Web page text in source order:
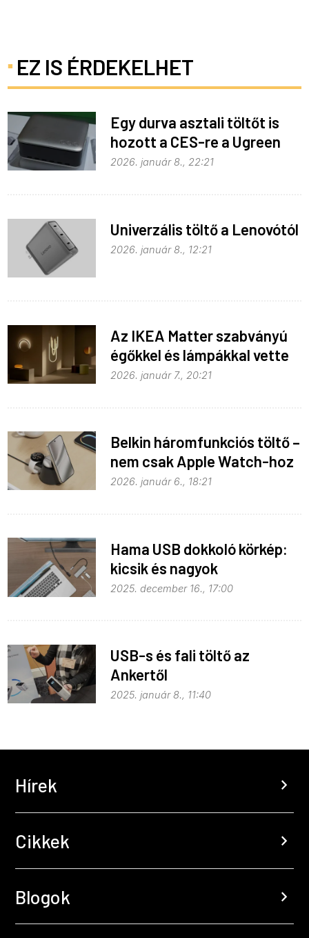
EZ IS ÉRDEKELHET
Egy durva asztali töltőt is
hozott a CES-re a Ugreen
2026. január 8., 22:21
Univerzális töltő a Lenovótól
2026. január 8., 12:21
Az IKEA Matter szabványú
égőkkel és lámpákkal vette
be Las Vegast
2026. január 7., 20:21
Belkin háromfunkciós töltő –
nem csak Apple Watch-hoz
2026. január 6., 18:21
Hama USB dokkoló körkép:
kicsik és nagyok
2025. december 16., 17:00
USB-s és fali töltő az
Ankertől
2025. január 8., 11:40
Hírek chevron_right
Cikkek chevron_right
Blogok chevron_right